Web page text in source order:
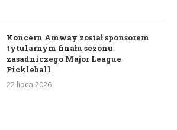
Koncern Amway został sponsorem
tytularnym finału sezonu
zasadniczego Major League
Pickleball
22 lipca 2026